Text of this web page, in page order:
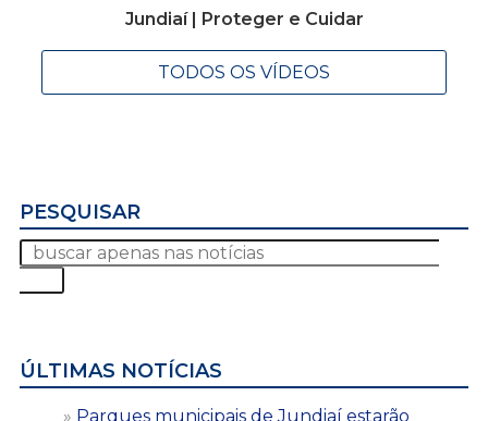
Jundiaí | Proteger e Cuidar
TODOS OS VÍDEOS
PESQUISAR
ÚLTIMAS NOTÍCIAS
Parques municipais de Jundiaí estarão